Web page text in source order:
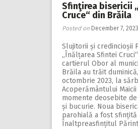
Sfinţirea bisericii
Cruce“ din Brăila
Posted on December 7, 2023
Slujitorii și credincioșii
„Înălțarea Sfin­tei
cartierul Obor al
Brăila au trăit
octombrie 2023, la
Acoperământului
momente deosebite
și bucurie. Noua
parohială a fost
Înaltpreasfințitul